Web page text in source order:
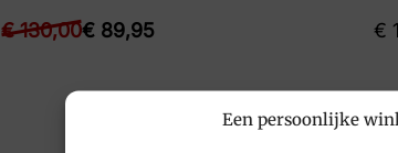
Een persoonlijke
€130,00€ 89,95
€